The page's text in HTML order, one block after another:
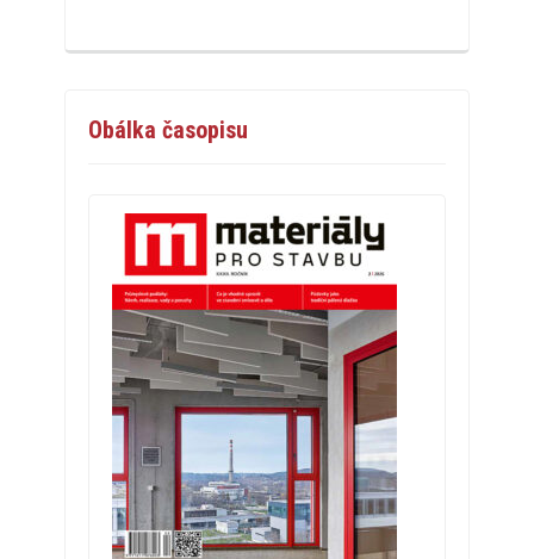
Obálka časopisu